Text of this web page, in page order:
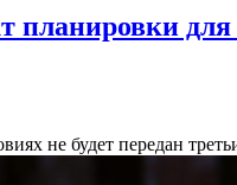
не будет передан